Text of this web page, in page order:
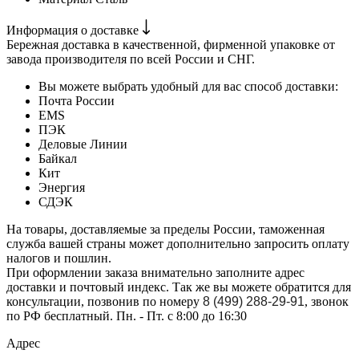
Информация о доставке
Бережная доставка в качественной, фирменной упаковке от
завода производителя по всей России и СНГ.
Вы можете выбрать удобный для вас способ доставки:
Почта России
EMS
ПЭК
Деловые Линии
Байкал
Кит
Энергия
СДЭК
На товары, доставляемые за пределы России, таможенная
служба вашей страны может дополнительно запросить оплату
налогов и пошлин.
При оформлении заказа внимательно заполните адрес
доставки и почтовый индекс. Так же вы можете обратится для
консультации, позвонив по номеру 8 (499) 288-29-91, звонок
по РФ бесплатный. Пн. - Пт. с 8:00 до 16:30
Адрес